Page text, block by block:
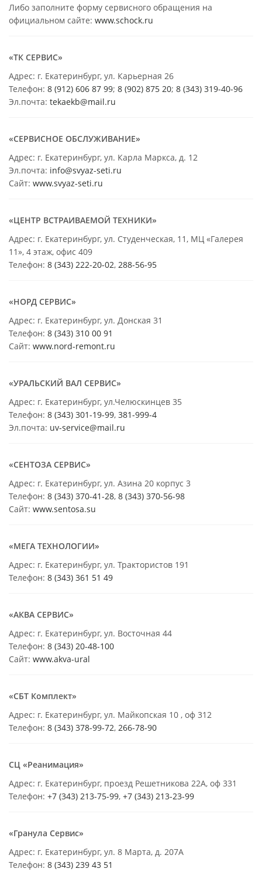
Либо заполните форму сервисного обращения на
официальном сайте: www.schock.ru
«ТК СЕРВИС»
Адрес: г. Екатеринбург, ул. Карьерная 26
Телефон: 8 (912) 606 87 99; 8 (902) 875 20; 8 (343) 319-40-96
Эл.почта: tekaekb@mail.ru
«СЕРВИСНОЕ ОБСЛУЖИВАНИЕ»
Адрес: г. Екатеринбург, ул. Карла Маркса, д. 12
Эл.почта: info@svyaz-seti.ru
Сайт: www.svyaz-seti.ru
«ЦЕНТР ВСТРАИВАЕМОЙ ТЕХНИКИ»
Адрес: г. Екатеринбург, ул. Студенческая, 11, МЦ «Галерея
11», 4 этаж, офис 409
Телефон: 8 (343) 222-20-02, 288-56-95
«НОРД СЕРВИС»
Адрес: г. Екатеринбург, ул. Донская 31
Телефон: 8 (343) 310 00 91
Сайт: www.nord-remont.ru
«УРАЛЬСКИЙ ВАЛ СЕРВИС»
Адрес: г. Екатеринбург, ул.Челюскинцев 35
Телефон: 8 (343) 301-19-99, 381-999-4
Эл.почта: uv-service@mail.ru
«СЕНТОЗА СЕРВИС»
Адрес: г. Екатеринбург, ул. Азина 20 корпус 3
Телефон: 8 (343) 370-41-28, 8 (343) 370-56-98
Сайт: www.sentosa.su
«МЕГА ТЕХНОЛОГИИ»
Адрес: г. Екатеринбург, ул. Трактористов 191
Телефон: 8 (343) 361 51 49
«АКВА СЕРВИС»
Адрес: г. Екатеринбург, ул. Восточная 44
Телефон: 8 (343) 20-48-100
Сайт: www.akva-ural
«СБТ Комплект»
Адрес: г. Екатеринбург, ул. Майкопская 10 , оф 312
Телефон: 8 (343) 378-99-72, 266-78-90
СЦ «Реанимация»
Адрес: г. Екатеринбург, проезд Решетникова 22А, оф 331
Телефон: +7 (343) 213-75-99, +7 (343) 213-23-99
«Гранула Сервис»
Адрес: г. Екатеринбург, ул. 8 Марта, д. 207А
Телефон: 8 (343) 239 43 51